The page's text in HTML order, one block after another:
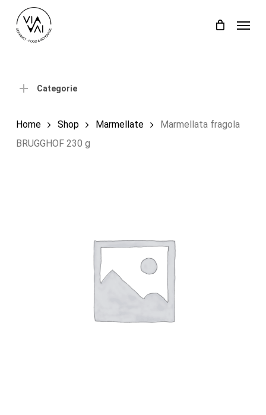
Carrello Close
Categorie
Home Shop Marmellate
Marmellata fragola
BRUGGHOF 230 g